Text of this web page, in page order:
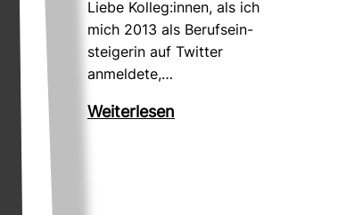
Liebe Kolleg:innen, als ich
mich 2013 als Berufs­ein­
stei­gerin auf Twitter
anmel­dete,…
Wei­ter­lesen